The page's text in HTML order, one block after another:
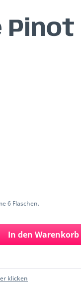
Pinot
6 Flaschen.
In den Warenkorb
klicken